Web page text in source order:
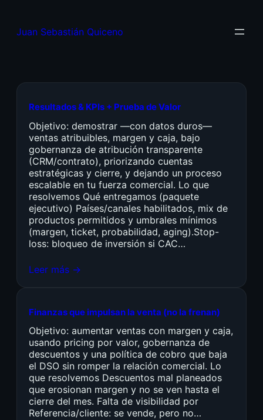
Juan Sebastián Quiceno
Resultados & KPIs + Prueba de Valor
Objetivo: demostrar —con datos duros—
ventas atribuibles, margen y caja, bajo
gobernanza de atribución transparente
(CRM/contrato), priorizando cuentas
estratégicas y cierre, y dejando un proceso
escalable en tu fuerza comercial. Lo que
resolvemos Qué entregamos (paquete
ejecutivo) Países/canales habilitados, mix de
productos permitidos y umbrales mínimos
(margen, ticket, probabilidad, aging).Stop-
loss: bloqueo de inversión si CAC…
Leer más →
Finanzas que impulsan la venta (no la frenan)
Objetivo: aumentar ventas con margen y caja,
usando pricing por valor, gobernanza de
descuentos y una política de cobro que baja
el DSO sin romper la relación comercial. Lo
que resolvemos Descuentos mal planeados
que erosionan margen y no se ven hasta el
cierre del mes. Falta de visibilidad por
Referencia/cliente: se vende, pero no…